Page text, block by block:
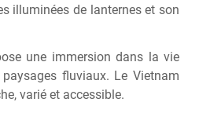
illuminées de lanternes et son
une immersion dans la vie
fluviaux. Le Vietnam
varié et accessible.